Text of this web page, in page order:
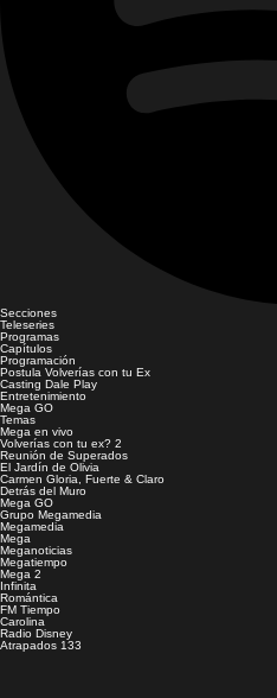
Secciones
Teleseries
Programas
Capítulos
Programación
Postula Volverías con tu Ex
Casting Dale Play
Entretenimiento
Mega GO
Temas
Mega en vivo
Volverías con tu ex? 2
Reunión de Superados
El Jardín de Olivia
Carmen Gloria, Fuerte & Claro
Detrás del Muro
Mega GO
Grupo Megamedia
Megamedia
Mega
Meganoticias
Megatiempo
Mega 2
Infinita
Romántica
FM Tiempo
Carolina
Radio Disney
Atrapados 133